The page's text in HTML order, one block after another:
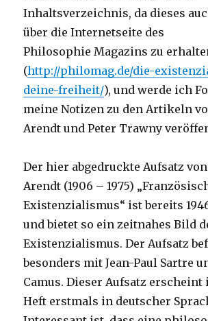
Inhaltsverzeichnis, da dieses
über die Internetseite des
Philosophie Magazins zu
(http://philomag.de/die-
deine-freiheit/), und werde ich
meine Notizen zu den Artikeln
Arendt und Peter Trawny
Der hier abgedruckte Aufsatz
Arendt (1906 – 1975)
Existenzialismus“ ist bereits
und bietet so ein zeitnahes Bild
Existenzialismus. Der Aufsatz
besonders mit Jean-Paul Sartre
Camus. Dieser Aufsatz erscheint
Heft erstmals in deutscher